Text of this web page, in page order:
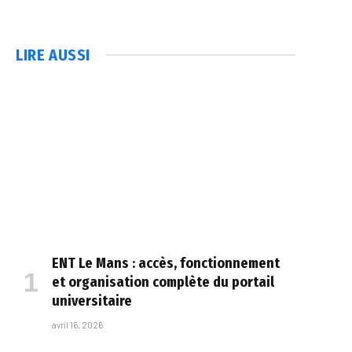
LIRE AUSSI
ENT Le Mans : accès, fonctionnement
et organisation complète du portail
universitaire
avril 16, 2026